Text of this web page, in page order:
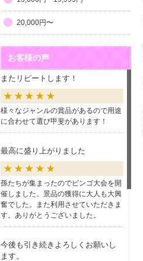
20,000円〜
お客様の声
またリピートします！
様々なジャンルの賞品があるので用途
に合わせて選び甲斐があります！
最高に盛り上がりました
孫たちが集まったのでビンゴ大会を開
催しました。景品の獲得に大人も大興
奮でした。また利用させていただきま
す。ありがとうございました。
今後も引き続きよろしくお願いし
ます。